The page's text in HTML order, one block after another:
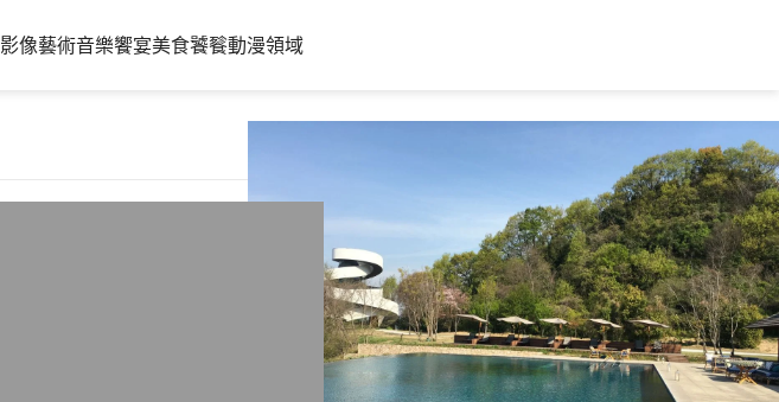
影像藝術音樂饗宴美食饕餮動漫領域